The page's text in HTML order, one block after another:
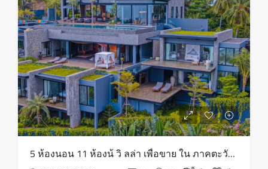
5 ห้องนอน 11 ห้องน้ วิ ลล่า เพื่อขาย ใน ภาคตะวันออกเฉียงเหนือ – HS0816